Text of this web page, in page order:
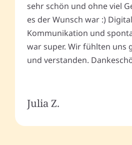
sehr schön und ohne viel
es der Wunsch war :)
Kommunikation und
war super. Wir fühlten uns
und verstanden.
Julia Z.